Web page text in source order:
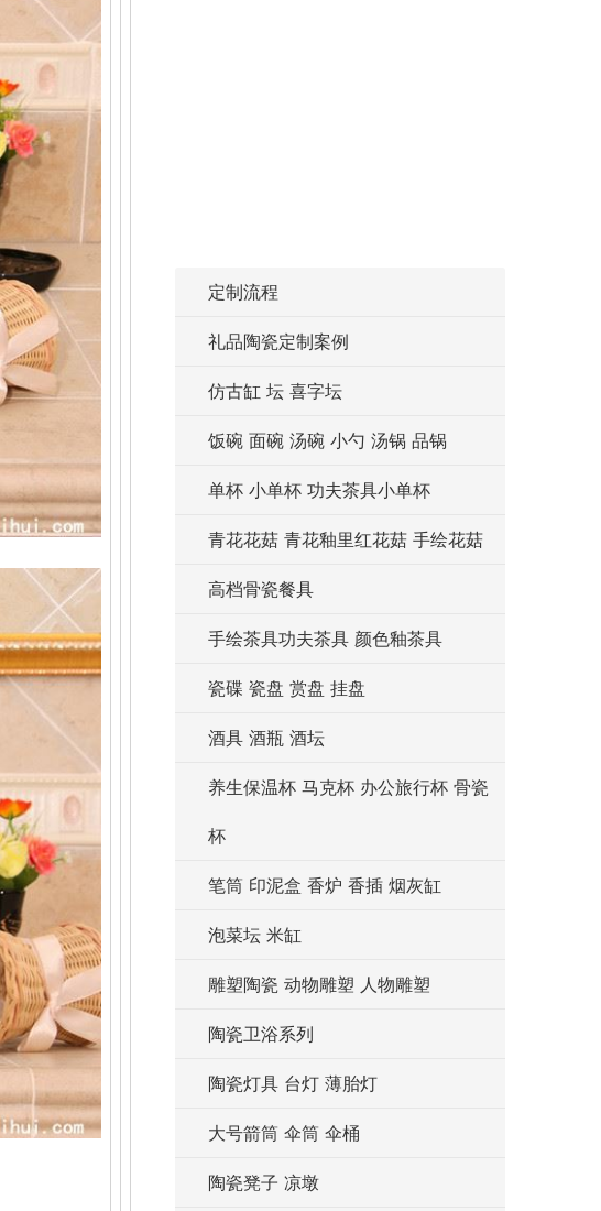
定制流程
礼品陶瓷定制案例
仿古缸 坛 喜字坛
饭碗 面碗 汤碗 小勺 汤锅 品锅
单杯 小单杯 功夫茶具小单杯
青花花菇 青花釉里红花菇 手绘花菇
高档骨瓷餐具
手绘茶具功夫茶具 颜色釉茶具
瓷碟 瓷盘 赏盘 挂盘
酒具 酒瓶 酒坛
养生保温杯 马克杯 办公旅行杯 骨瓷
杯
笔筒 印泥盒 香炉 香插 烟灰缸
泡菜坛 米缸
雕塑陶瓷 动物雕塑 人物雕塑
陶瓷卫浴系列
陶瓷灯具 台灯 薄胎灯
大号箭筒 伞筒 伞桶
陶瓷凳子 凉墩